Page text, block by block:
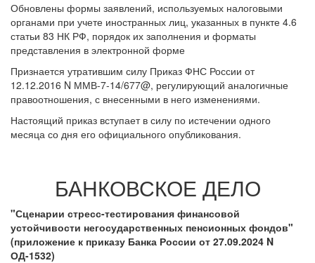
Обновлены формы заявлений, используемых налоговыми
органами при учете иностранных лиц, указанных в пункте 4.6
статьи 83 НК РФ, порядок их заполнения и форматы
представления в электронной форме
Признается утратившим силу Приказ ФНС России от
12.12.2016 N ММВ-7-14/677@, регулирующий аналогичные
правоотношения, с внесенными в него изменениями.
Настоящий приказ вступает в силу по истечении одного
месяца со дня его официального опубликования.
БАНКОВСКОЕ ДЕЛО
"Сценарии стресс-тестирования финансовой
устойчивости негосударственных пенсионных фондов"
(приложение к приказу Банка России от 27.09.2024 N
ОД-1532)